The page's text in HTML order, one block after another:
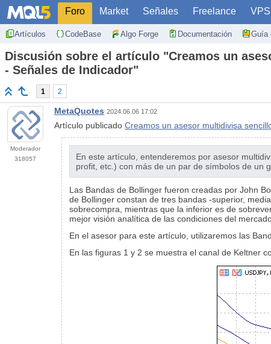
Foro Market Señales Freelance VPS
Artículos CodeBase Algo Forge Documentación Guía
Discusión sobre el artículo "Creamos un
- Señales de Indicador"
1 2
Moderador
318057
MetaQuotes 2024.06.06 17:02
Artículo publicado Creamos un asesor multidivisa
En este artículo, entenderemos por asesor
profit, etc.) con más de un par de símbolos de un
Las Bandas de Bollinger fueron creadas por John
de Bollinger constan de tres bandas -superior,
sobrecompra, mientras que la inferior es de
mejor visión analítica de las condiciones del
En el asesor para este artículo, utilizaremos las
En las figuras 1 y 2 se muestra el canal de Keltner